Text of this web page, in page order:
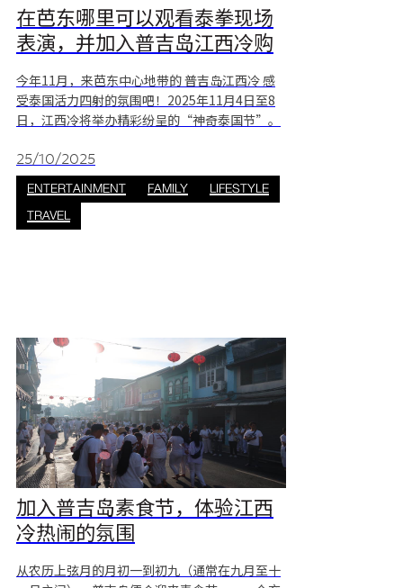
在芭东哪里可以观看泰拳现场
表演，并加入普吉岛江西冷购
物中心举办的精彩泰式节？
今年11月，来芭东中心地带的 普吉岛江西冷 感
受泰国活力四射的氛围吧！2025年11月4日至8
日，江西冷将举办精彩纷呈的“神奇泰国节”。
味十足的互动工作坊，近距离体验泰国的文化、
艺术和传统。 在普吉岛江西冷购物中心观看泰拳
现场表演 走进泰拳的精彩世界，体验泰国著名的
国技——泰拳的魅力。来普吉岛江西冷购物中心
25/10/2025
ENTERTAINMENT FAMILY
LIFESTYLE
TRAVEL
加入普吉岛素食节，体验江西
冷热闹的氛围
从农历上弦月的月初一到初九（通常在九月至十